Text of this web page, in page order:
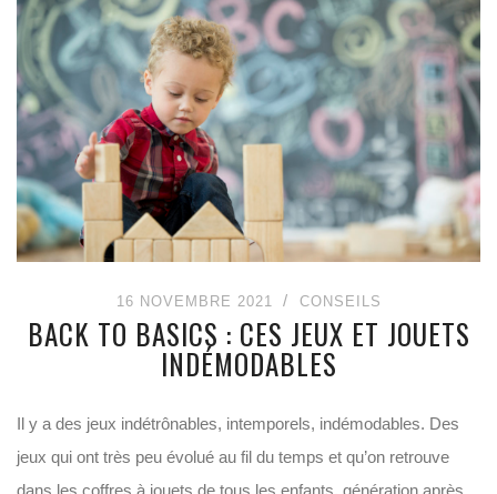
16 NOVEMBRE 2021 CONSEILS
BACK TO BASICS : CES JEUX ET JOUETS
INDÉMODABLES
Il y a des jeux indétrônables, intemporels, indémodables. Des
jeux qui ont très peu évolué au fil du temps et qu’on retrouve
dans les coffres à jouets de tous les enfants, génération après